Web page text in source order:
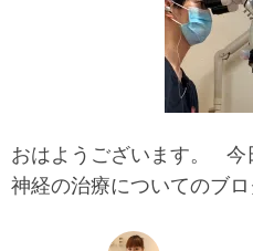
おはようございます。 今
神経の治療についてのブ